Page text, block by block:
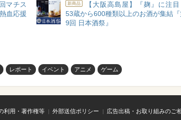
マチス
血応援
新商品
【大阪高島屋】『麹』に注目
53蔵から600種類以上のお酒が集結
9回 日本酒祭』
レポート イベント アニメ ゲーム
利用・著作権等 外部送信ポリシー
広告出稿・お取り組みのご